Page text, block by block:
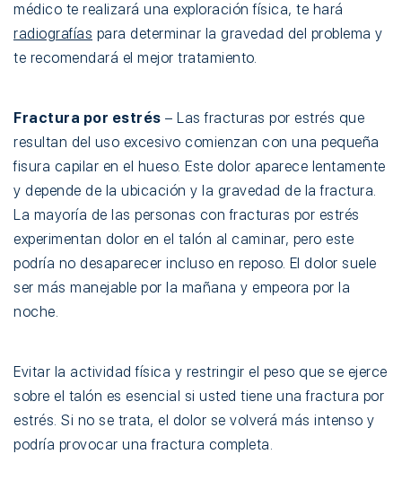
médico te realizará una exploración física, te hará
radiografías para determinar la gravedad del problema y
te recomendará el mejor tratamiento.
Fractura por estrés – Las fracturas por estrés que
resultan del uso excesivo comienzan con una pequeña
fisura capilar en el hueso. Este dolor aparece lentamente
y depende de la ubicación y la gravedad de la fractura.
La mayoría de las personas con fracturas por estrés
experimentan dolor en el talón al caminar, pero este
podría no desaparecer incluso en reposo. El dolor suele
ser más manejable por la mañana y empeora por la
noche.
Evitar la actividad física y restringir el peso que se ejerce
sobre el talón es esencial si usted tiene una fractura por
estrés. Si no se trata, el dolor se volverá más intenso y
podría provocar una fractura completa.